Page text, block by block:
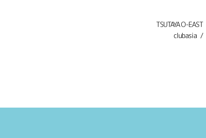
TSUTAYA O-EAST
clubasia